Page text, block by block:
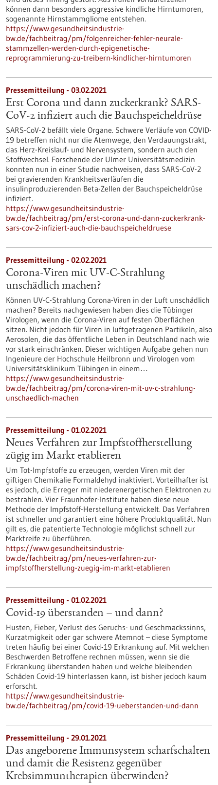
können dann besonders aggressive kindliche Hirntumoren,
sogenannte Hirnstammgliome entstehen.
https://www.gesundheitsindustrie-
bw.de/fachbeitrag/pm/folgenreicher-fehler-neurale-
stammzellen-werden-durch-epigenetische-
reprogrammierung-zu-treibern-kindlicher-hirntumoren
Pressemitteilung - 03.02.2021
Erst Corona und dann zuckerkrank? SARS-
CoV-2 infiziert auch die Bauchspeicheldrüse
SARS-CoV-2 befällt viele Organe. Schwere Verläufe von COVID-
19 betreffen nicht nur die Atemwege, den Verdauungstrakt,
das Herz-Kreislauf- und Nervensystem, sondern auch den
Stoffwechsel. Forschende der Ulmer Universitätsmedizin
konnten nun in einer Studie nachweisen, dass SARS-CoV-2
bei gravierenden Krankheitsverläufen die
insulinproduzierenden Beta-Zellen der Bauchspeicheldrüse
infiziert.
https://www.gesundheitsindustrie-
bw.de/fachbeitrag/pm/erst-corona-und-dann-zuckerkrank-
sars-cov-2-infiziert-auch-die-bauchspeicheldruese
Pressemitteilung - 02.02.2021
Corona-Viren mit UV-C-Strahlung
unschädlich machen?
Können UV-C-Strahlung Corona-Viren in der Luft unschädlich
machen? Bereits nachgewiesen haben dies die Tübinger
Virologen, wenn die Corona-Viren auf festen Oberflächen
sitzen. Nicht jedoch für Viren in luftgetragenen Partikeln, also
Aerosolen, die das öffentliche Leben in Deutschland nach wie
vor stark einschränken. Dieser wichtigen Aufgabe gehen nun
Ingenieure der Hochschule Heilbronn und Virologen vom
Universitätsklinikum Tübingen in einem…
https://www.gesundheitsindustrie-
bw.de/fachbeitrag/pm/corona-viren-mit-uv-c-strahlung-
unschaedlich-machen
Pressemitteilung - 01.02.2021
Neues Verfahren zur Impfstoffherstellung
zügig im Markt etablieren
Um Tot-Impfstoffe zu erzeugen, werden Viren mit der
giftigen Chemikalie Formaldehyd inaktiviert. Vorteilhafter ist
es jedoch, die Erreger mit niederenergetischen Elektronen zu
bestrahlen. Vier Fraunhofer-Institute haben diese neue
Methode der Impfstoff-Herstellung entwickelt. Das Verfahren
ist schneller und garantiert eine höhere Produktqualität. Nun
gilt es, die patentierte Technologie möglichst schnell zur
Marktreife zu überführen.
https://www.gesundheitsindustrie-
bw.de/fachbeitrag/pm/neues-verfahren-zur-
impfstoffherstellung-zuegig-im-markt-etablieren
Pressemitteilung - 01.02.2021
Covid-19 überstanden – und dann?
Husten, Fieber, Verlust des Geruchs- und Geschmackssinns,
Kurzatmigkeit oder gar schwere Atemnot – diese Symptome
treten häufig bei einer Covid-19 Erkrankung auf. Mit welchen
Beschwerden Betroffene rechnen müssen, wenn sie die
Erkrankung überstanden haben und welche bleibenden
Schäden Covid-19 hinterlassen kann, ist bisher jedoch kaum
erforscht.
https://www.gesundheitsindustrie-
bw.de/fachbeitrag/pm/covid-19-ueberstanden-und-dann
Pressemitteilung - 29.01.2021
Das angeborene Immunsystem scharfschalten
und damit die Resistenz gegenüber
Krebsimmuntherapien überwinden?